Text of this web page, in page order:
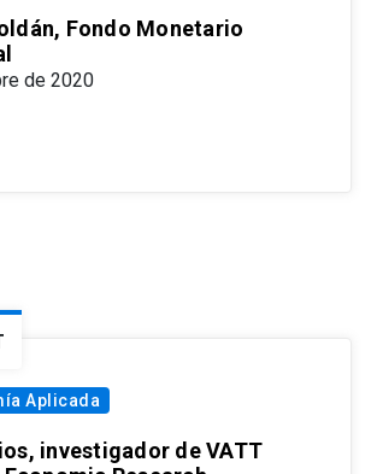
Fondo Monetario
de 2020
Aplicada
investigador de VATT